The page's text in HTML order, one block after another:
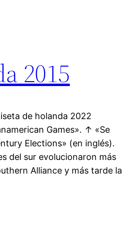
2015
de holanda 2022
Games». ↑ «Se
Elections» (en inglés).
del sur evolucionaron más
Alliance y más tarde la